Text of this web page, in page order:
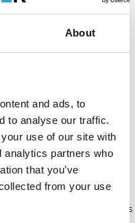
About
and ads, to
to analyse our traffic.
use of our site with
analytics partners who
that you’ve
from your use
m hauteur travail
€3.032,33
Afficher le produit
Livraison gratuite aux Pays-Bas